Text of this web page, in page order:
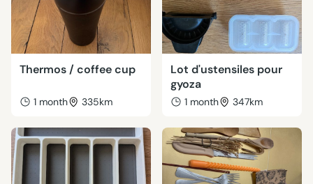
Thermos / coffee cup
1 month 335km
Lot d'ustensiles pour
gyoza
1 month 347km